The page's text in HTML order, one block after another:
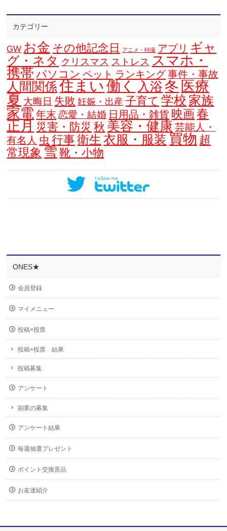
カテゴリー
GW お金 その他記念日 アニメ・特撮 アプリ ギャ
グ・ネタ クリスマス ストレス スマホ・
携帯 パソコン ペット ランキング事件・事故
人間関係住まい 働く 入浴 冬 医療
夏 大晦日 失敗 妊娠・出産 子育て 学校 家族
家電 年末 恋愛・結婚 日用品・雑貨 映画 春
正月 災害・防災 秋 美容・健康 芸能人・
有名人 虫 行事 衛生 衣服・服装 買物 超
常現象 雪 靴・小物
ONES★
会員登録
マイメニュー
投稿×投票
投稿×投票 結果
投稿募集
アンケート
副業の募集
アンケート結果
毎週抽選プレゼント
ポイント交換景品
お友達紹介